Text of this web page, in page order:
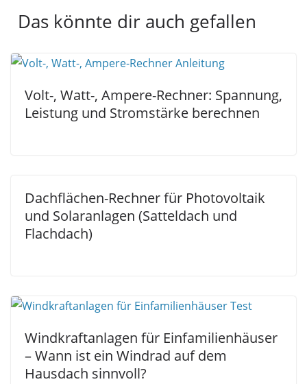
Das könnte dir auch gefallen
Volt-, Watt-, Ampere-Rechner: Spannung,
Leistung und Stromstärke berechnen
Dachflächen-Rechner für Photovoltaik
und Solaranlagen (Satteldach und
Flachdach)
Windkraftanlagen für Einfamilienhäuser
– Wann ist ein Windrad auf dem
Hausdach sinnvoll?